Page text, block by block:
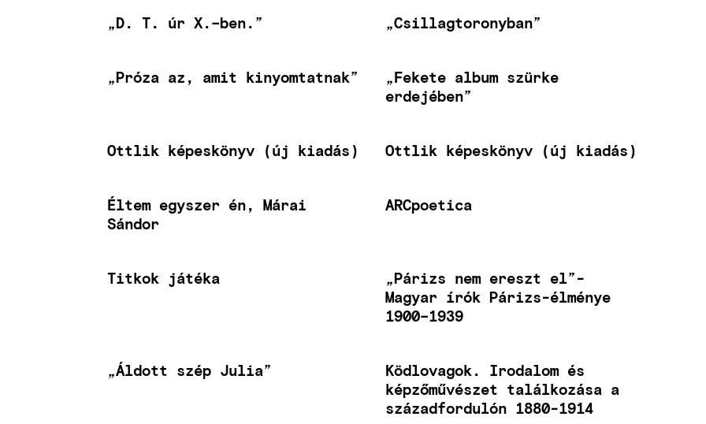
„D. T. úr X.–ben.” „Csillagtoronyban”
„Próza az, amit kinyomtatnak”
„Fekete album szürke
erdejében”
Ottlik képeskönyv (új kiadás) Ottlik képeskönyv (új kiadás)
Éltem egyszer én, Márai
Sándor
ARCpoetica
Titkok játéka
„Párizs nem ereszt el”-
Magyar írók Párizs-élménye
1900–1939
„Áldott szép Julia”
Ködlovagok. Irodalom és
képzőművészet találkozása a
századfordulón 1880-1914